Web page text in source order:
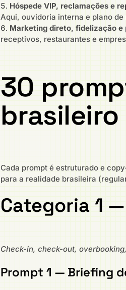
Hóspede VIP, reclamações e
Aqui, ouvidoria interna e plano
Marketing direto, fidelização e
receptivos, restaurantes e
30
brasileiro
Cada prompt é estruturado e
para a realidade brasileira
Categoria 1
Check-in, check-out,
Prompt 1 — Briefing